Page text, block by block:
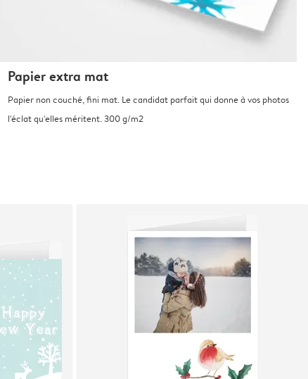
Papier extra mat
Papier non couché, fini mat. Le candidat parfait qui donne à vos photos
l'éclat qu'elles méritent. 300 g/m2